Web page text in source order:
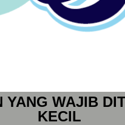
YANG WAJIB
KECIL